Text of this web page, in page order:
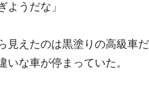
ようだな」
えたのは黒塗りの高級車だ
な車が停まっていた。